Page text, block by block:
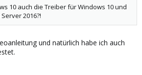
10 auch die Treiber für Windows 10 und
2016?!
und natürlich habe ich auch